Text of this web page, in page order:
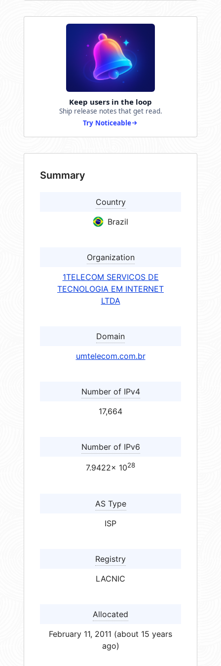
Keep users in the loop
Ship release notes that get read.
Try Noticeable
Summary
Country
Brazil
Organization
1TELECOM SERVICOS DE
TECNOLOGIA EM INTERNET
LTDA
Domain
umtelecom.com.br
Number of IPv4
17,664
Number of IPv6
7.9422× 1028
AS Type
ISP
Registry
LACNIC
Allocated
February 11, 2011 (about 15 years
ago)